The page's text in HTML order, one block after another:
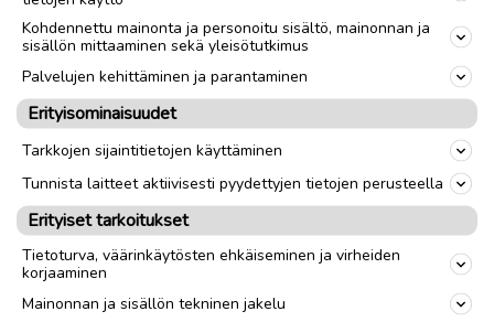
1. Kiilopään savusauna ja avantouinti talvisaikaan
Ja mieluiten niin, että ottaa moottorikelkan
Saariselältä vaikkapa Luontolomilta ja ajelee sinne.
Sitten vain kelkkavehkeet pois ja saunaan sekä
avantoon. Sen jälkeen pitää käydä syömässä
Kammissa, jotta hiukset ehtii kuivua.Ja sitten vain
takaisin Saariselälle.
2. Kaunispään Huippu
Maiseman, ruoan ja munkkien takia pakko käydä.
3. Kävelyreitti tunturimaisemassa
Kohdennettu mainonta ja personoitu sisältö, mainonnan ja
sisällön mittaaminen sekä yleisötutkimus
Palvelujen kehittäminen ja parantaminen
Erityisominaisuudet
Tarkkojen sijaintitietojen käyttäminen
Tunnista laitteet aktiivisesti pyydettyjen tietojen perusteella
Erityiset tarkoitukset
Tietoturva, väärinkäytösten ehkäiseminen ja virheiden
korjaaminen
Mainonnan ja sisällön tekninen jakelu